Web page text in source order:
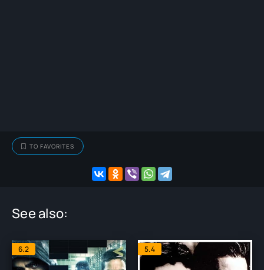
TO FAVORITES
See also:
6.2 5.4